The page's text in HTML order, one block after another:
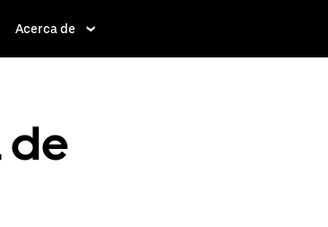
Acerca de
de